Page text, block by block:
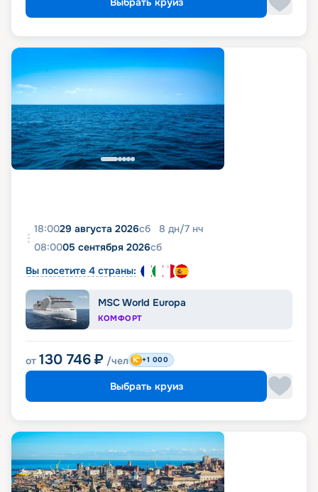
18:0029 августа 2026сб 8 дн/7 нч
08:0005 сентября 2026сб
Вы посетите 4 страны:
MSC World Europa
КОМФОРТ
от 130 746 ₽ /чел +1 000
Выбрать круиз